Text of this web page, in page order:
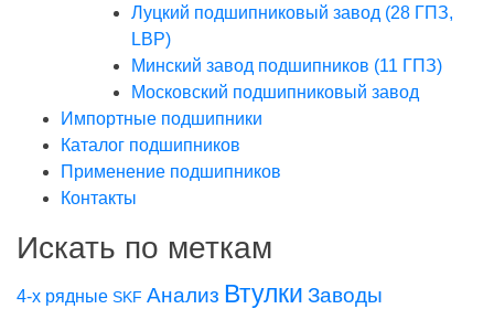
Луцкий подшипниковый завод (28 ГПЗ,
LBP)
Минский завод подшипников (11 ГПЗ)
Московский подшипниковый завод
Импортные подшипники
Каталог подшипников
Применение подшипников
Контакты
Искать по меткам
4-х рядные SKF Анализ Втулки Заводы